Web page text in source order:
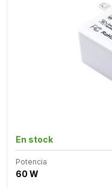
En stock
Potencia
60 W